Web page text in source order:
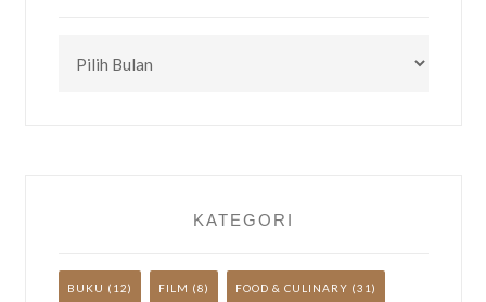
TULISAN
KATEGORI
BUKU (12) FILM (8) FOOD & CULINARY (31)